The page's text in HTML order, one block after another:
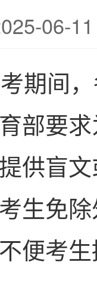
06-
期间
部要
供盲
生免
便考